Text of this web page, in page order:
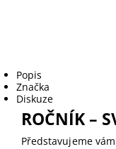
Popis
Značka
Diskuze
ROČNÍK –
Představujeme